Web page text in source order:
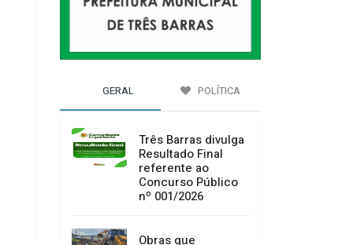
GERAL POLÍTICA
Três Barras divulga
Resultado Final
referente ao
Concurso Público
nº 001/2026
Obras que